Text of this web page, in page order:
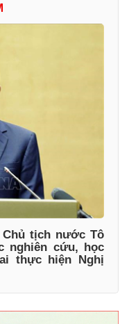
tịch nước Tô
nghiên cứu, học
thực hiện Nghị